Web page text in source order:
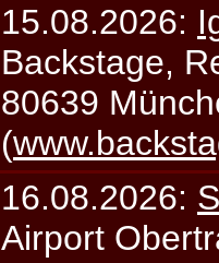
15.08.2026:
Backstage,
80639
(
16.08.2026:
Airport